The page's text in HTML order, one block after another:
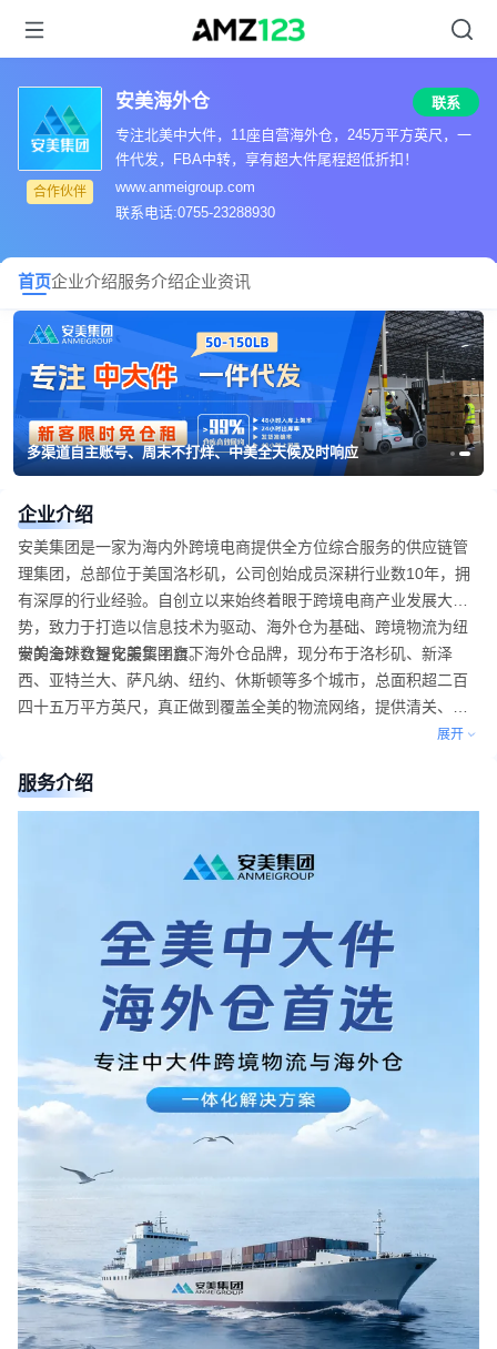
合作伙伴
安美海外仓
联系
专注北美中大件，11座自营海外仓，245万平方英尺，一
件代发，FBA中转，享有超大件尾程超低折扣！
www.anmeigroup.com
联系电话:0755-23288930
首页企业介绍服务介绍企业资讯
美西美东多仓布局，收费透明，时效稳定
企业介绍
安美集团是一家为海内外跨境电商提供全方位综合服务的供应链管
理集团，总部位于美国洛杉矶，公司创始成员深耕行业数10年，拥
有深厚的行业经验。自创立以来始终着眼于跨境电商产业发展大趋
势，致力于打造以信息技术为驱动、海外仓为基础、跨境物流为纽
带的全球数智化服贸平台。
安美海外仓是安美集团旗下海外仓品牌，现分布于洛杉矶、新泽
西、亚特兰大、萨凡纳、纽约、休斯顿等多个城市，总面积超二百
四十五万平方英尺，真正做到覆盖全美的物流网络，提供清关、拖
展开
服务介绍